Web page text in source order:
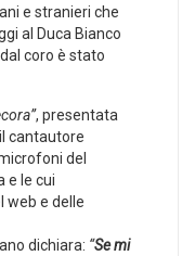
e stranieri che
al Duca Bianco
coro è stato
, presentata
cantautore
del
e le cui
web e delle
dichiara: “Se mi